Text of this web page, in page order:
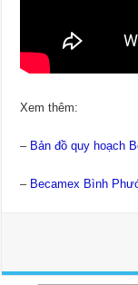
Xem thêm:
– Bản đồ quy hoạch
– Becamex Bình